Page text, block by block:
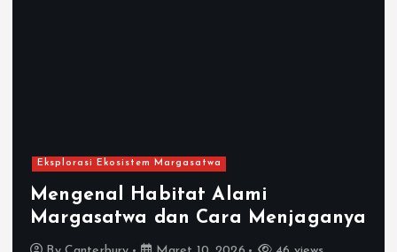
Eksplorasi Ekosistem Margasatwa
Mengenal Habitat Alami
Margasatwa dan Cara Menjaganya